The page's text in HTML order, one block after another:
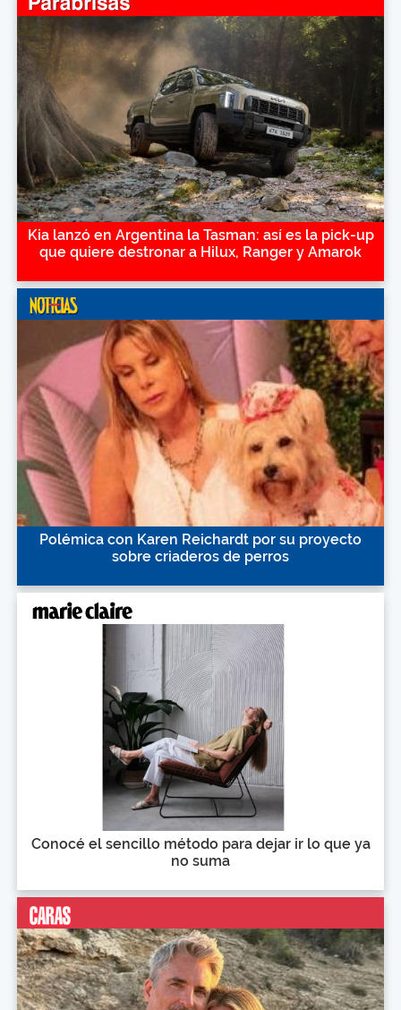
Kia lanzó en Argentina la Tasman: así es la pick-up
que quiere destronar a Hilux, Ranger y Amarok
Polémica con Karen Reichardt por su proyecto
sobre criaderos de perros
Conocé el sencillo método para dejar ir lo que ya
no suma